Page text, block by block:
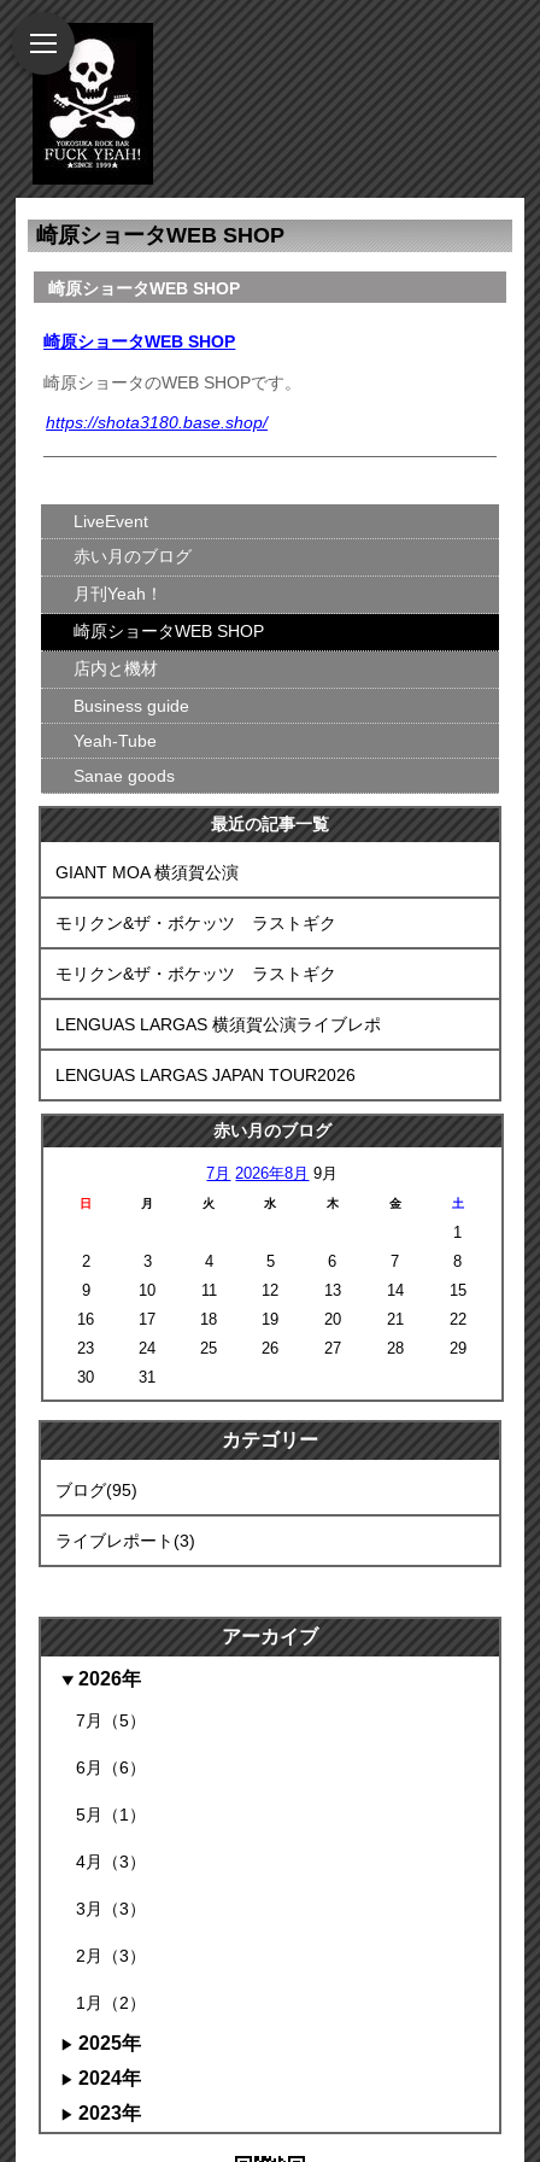
崎原ショータWEB SHOP
崎原ショータWEB SHOP
崎原ショータWEB SHOP
崎原ショータのWEB SHOPです。
https://shota3180.base.shop/
LiveEvent
赤い月のブログ
月刊Yeah！
崎原ショータWEB SHOP
店内と機材
Business guide
Yeah-Tube
Sanae goods
最近の記事一覧
GIANT MOA 横須賀公演
モリクン&ザ・ボケッツ ラストギク
モリクン&ザ・ボケッツ ラストギク
LENGUAS LARGAS 横須賀公演ライブレポ
LENGUAS LARGAS JAPAN TOUR2026
赤い月のブログ
7月 2026年8月 9月
日 月 火 水 木 金 土
1
2
3 4 5 6 7
8
9
10 11 12 13 14
15
16
17 18 19 20 21
22
23
24 25 26 27 28
29
30
31
カテゴリー
ブログ(95)
ライブレポート(3)
アーカイブ
2026年
7月（5）
6月（6）
5月（1）
4月（3）
3月（3）
2月（3）
1月（2）
2025年
2024年
2023年